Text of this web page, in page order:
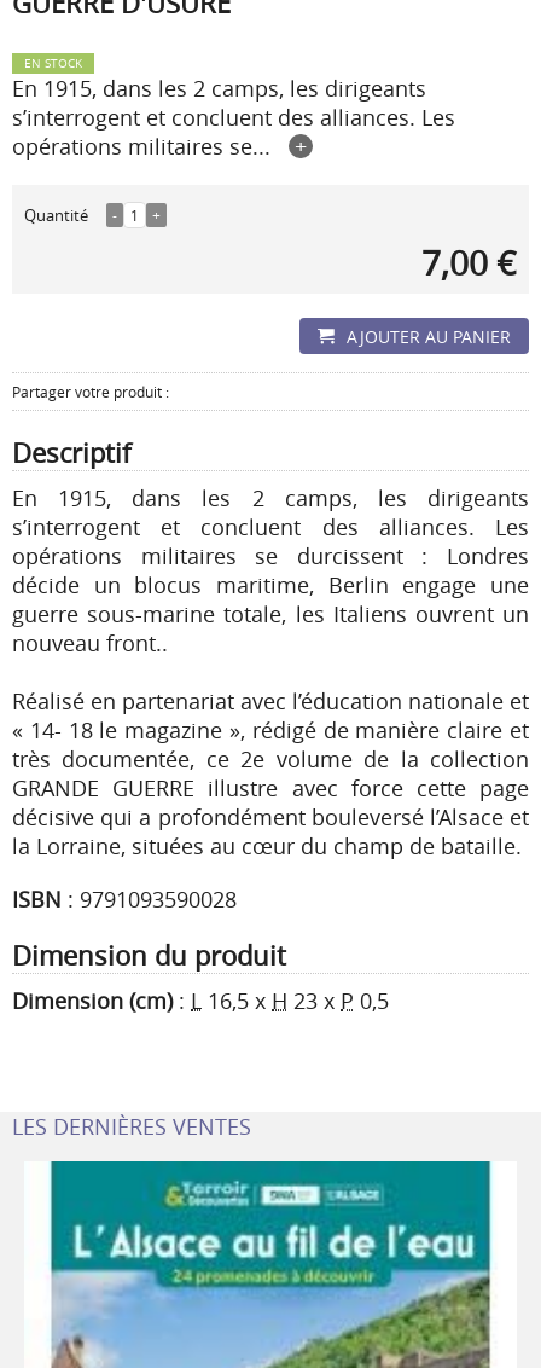
EN STOCK
En 1915, dans les 2 camps, les dirigeants
s’interrogent et concluent des alliances. Les
opérations militaires se...
+
Quantité - 1 +
7,00 €
AJOUTER AU PANIER
Partager votre produit :
Descriptif
En 1915, dans les 2 camps, les dirigeants
s’interrogent et concluent des alliances. Les
opérations militaires se durcissent : Londres
décide un blocus maritime, Berlin engage une
guerre sous-marine totale, les Italiens ouvrent un
nouveau front..
Réalisé en partenariat avec l’éducation nationale et
« 14- 18 le magazine », rédigé de manière claire et
très documentée, ce 2e volume de la collection
GRANDE GUERRE illustre avec force cette page
décisive qui a profondément bouleversé l’Alsace et
la Lorraine, situées au cœur du champ de bataille.
ISBN : 9791093590028
Dimension du produit
Dimension (cm): L 16,5 x H 23 x P 0,5
LES DERNIÈRES VENTES